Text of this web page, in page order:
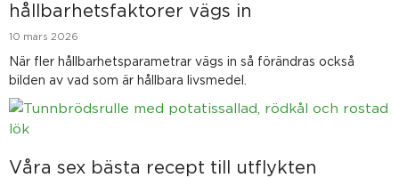
hållbarhetsfaktorer vägs in
10 mars 2026
När fler hållbarhetsparametrar vägs in så förändras också
bilden av vad som är hållbara livsmedel.
Våra sex bästa recept till utflykten